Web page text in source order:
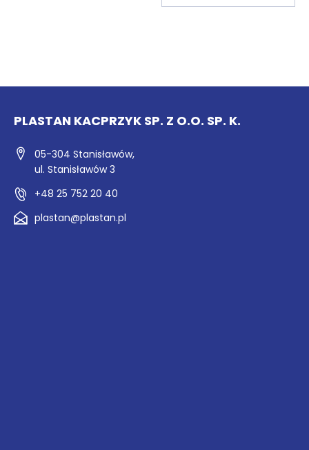
PLASTAN KACPRZYK SP. Z O.O. SP. K.
05-304 Stanisławów,
ul. Stanisławów 3
+48 25 752 20 40
plastan@plastan.pl